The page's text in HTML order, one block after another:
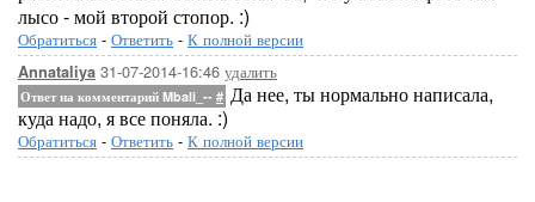
лысо - мой второй стопор. :)
Обратиться - Ответить - К полной версии
Annataliya 31-07-2014-16:46 удалить
Ответ на комментарий Mbali_-- # Да нее, ты нормально написала,
куда надо, я все поняла. :)
Обратиться - Ответить - К полной версии